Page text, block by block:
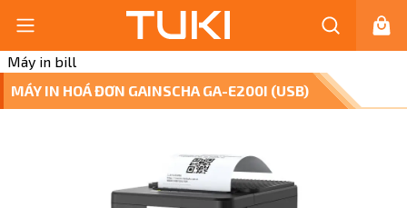
Máy in bill
MÁY IN HOÁ ĐƠN GAINSCHA GA-E200I (USB)